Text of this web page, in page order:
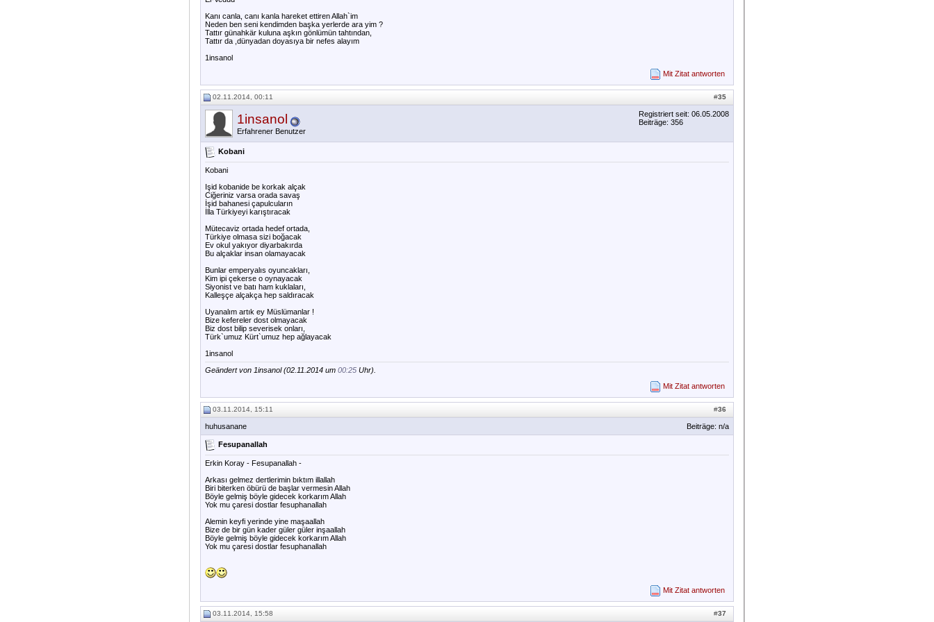
Kanı canla, canı kanla hareket ettiren Allah`im
Neden ben seni kendimden başka yerlerde ara yim ?
Tattır günahkär kuluna aşkın gönlümün tahtından,
Tattır da ,dünyadan doyasıya bir nefes alayım
1insanol
Mit Zitat antworten
#35
02.11.2014, 00:11
1insanol
Erfahrener Benutzer
Registriert seit: 06.05.2008
Beiträge: 356
Kobani
Kobani
Işid kobanide be korkak alçak
Ciğeriniz varsa orada savaş
İşid bahanesi çapulcuların
İlla Türkiyeyi karıştıracak
Mütecaviz ortada hedef ortada,
Türkiye olmasa sizi boğacak
Ev okul yakıyor diyarbakırda
Bu alçaklar insan olamayacak
Bunlar emperyalıs oyuncakları,
Kim ipi çekerse o oynayacak
Siyonist ve batı ham kuklaları,
Kalleşçe alçakça hep saldıracak
Uyanalım artık ey Müslümanlar !
Bize kefereler dost olmayacak
Biz dost bilip severisek onları,
Türk`umuz Kürt`umuz hep ağlayacak
1insanol
Geändert von 1insanol (02.11.2014 um 00:25 Uhr).
Mit Zitat antworten
#36
03.11.2014, 15:11
huhusanane Beiträge: n/a
Fesupanallah
Erkin Koray - Fesupanallah -
Arkası gelmez dertlerimin bıktım illallah
Biri biterken öbürü de başlar vermesin Allah
Böyle gelmiş böyle gidecek korkarım Allah
Yok mu çaresi dostlar fesuphanallah
Alemin keyfi yerinde yine maşaallah
Bize de bir gün kader güler güler inşaallah
Böyle gelmiş böyle gidecek korkarım Allah
Yok mu çaresi dostlar fesuphanallah
Mit Zitat antworten
#37
03.11.2014, 15:58